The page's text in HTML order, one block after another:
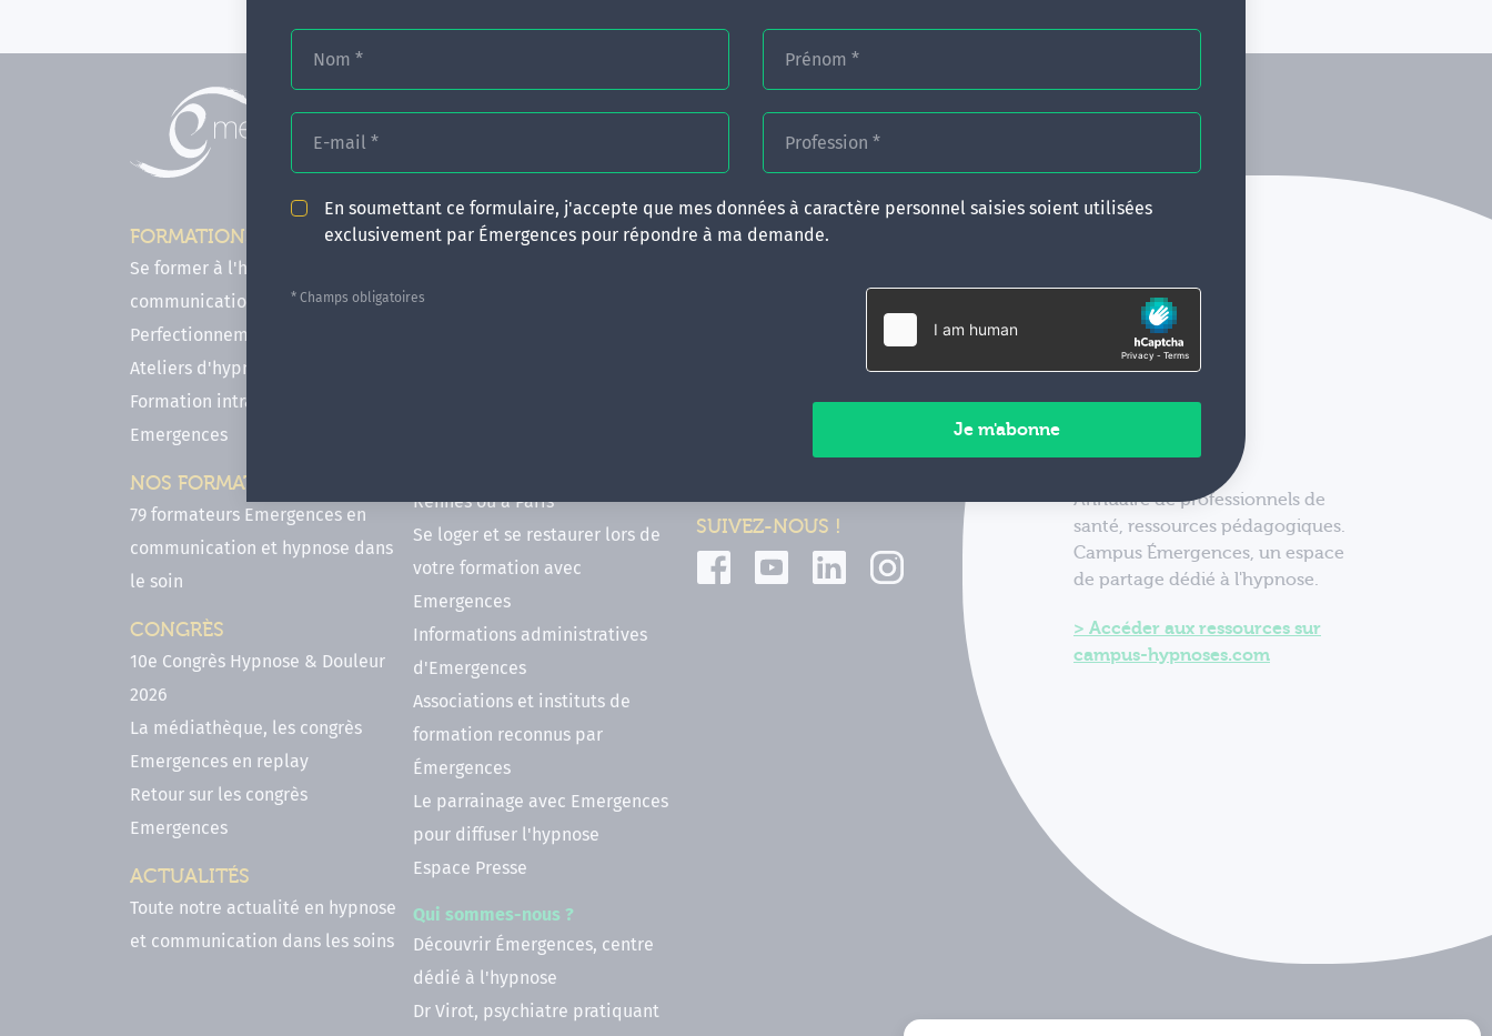
Nom * Prénom *
E-mail * Profession *
En soumettant ce formulaire, j'accepte que mes données à caractère personnel saisies soient utilisées
exclusivement par Émergences pour répondre à ma demande.
* Champs obligatoires
FORMATIONS
Se former à l'hypnose, l'IMO & la
communication
Perfectionnements en Hypnose
Ateliers d'hypnose en ligne
Formation intra-établissement
Emergences
NOS FORMATEURS
79 formateurs Emergences en
communication et hypnose dans
le soin
CONGRÈS
10e Congrès Hypnose & Douleur
2026
La médiathèque, les congrès
Emergences en replay
Retour sur les congrès
Emergences
ACTUALITÉS
Toute notre actualité en hypnose
et communication dans les soins
INFOS PRATIQUES
en hypnose (FIF PL, CPF, DPC)
Rennes ou à Paris
Se loger et se restaurer lors de
votre formation avec
Emergences
Informations administratives
d'Emergences
Associations et instituts de
formation reconnus par
Émergences
Le parrainage avec Emergences
pour diffuser l'hypnose
Espace Presse
Qui sommes-nous ?
Découvrir Émergences, centre
dédié à l'hypnose
Dr Virot, psychiatre pratiquant
CONTACT
SUIVEZ-NOUS !
Annuaire de professionnels de
santé, ressources pédagogiques.
Campus Émergences, un espace
de partage dédié à l'hypnose.
Accéder aux ressources sur
campus-hypnoses.com